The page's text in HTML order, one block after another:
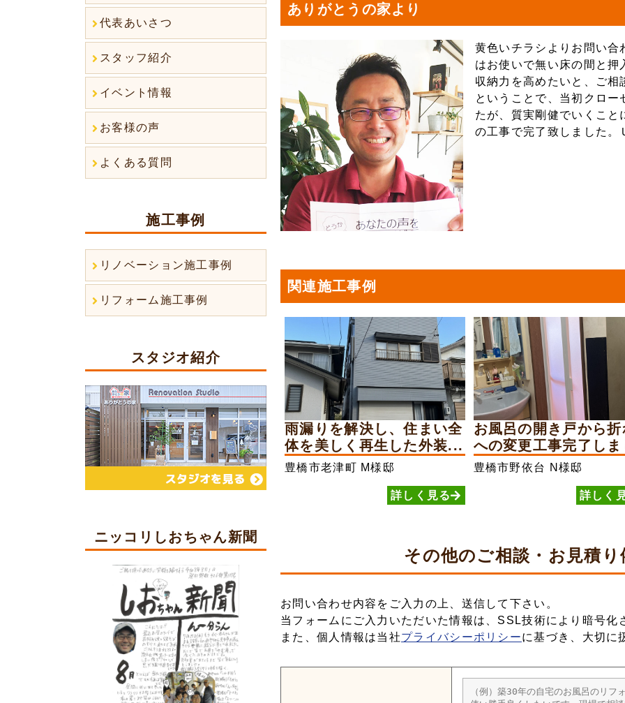
ありがとうの家より
黄色いチラシよりお問い合
はお使いで無い床の間と押
収納力を高めたいと、ご相
ということで、当初クロ
たが、質実剛健でいくこと
の工事で完了致しました。
関連施工事例
雨漏りを解決し、住まい全
体を美しく再生した外装...
豊橋市老津町 M様邸
詳しく見る
お風呂の開き戸から折
への変更工事完了しま
豊橋市野依台 N様邸
詳しく
その他のご相談・お見積り
お問い合わせ内容をご入力の上、送信して下さい。
当フォームにご入力いただいた情報は、SSL技術により暗号化
また、個人情報は当社プライバシーポリシーに基づき、大切に
代表あいさつ
スタッフ紹介
イベント情報
お客様の声
よくある質問
施工事例
リノベーション施工事例
リフォーム施工事例
スタジオ紹介
ニッコリしおちゃん新聞